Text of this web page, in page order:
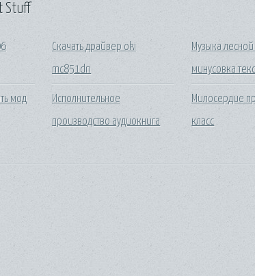
Stuff
мод
Скачать драйвер oki
mc851dn
Исполнительное
производство аудиокнига
Музыка
минусовка
Милосердие
класс